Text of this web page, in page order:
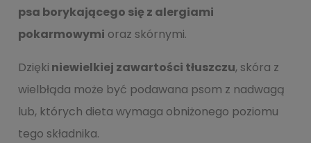
psa borykającego się z alergiami
pokarmowymi oraz skórnymi.
Dzięki niewielkiej zawartości tłuszczu, skóra z
wielbłąda może być podawana psom z nadwagą
lub, których dieta wymaga obniżonego poziomu
tego składnika.